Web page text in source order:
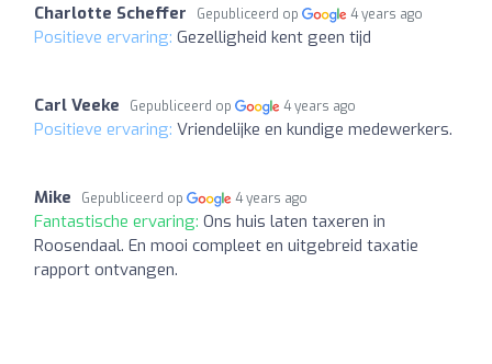
Charlotte Scheffer Gepubliceerd op 4 years ago
Positieve ervaring: Gezelligheid kent geen tijd
Carl Veeke Gepubliceerd op 4 years ago
Positieve ervaring: Vriendelijke en kundige medewerkers.
Mike Gepubliceerd op 4 years ago
Fantastische ervaring: Ons huis laten taxeren in
Roosendaal. En mooi compleet en uitgebreid taxatie
rapport ontvangen.